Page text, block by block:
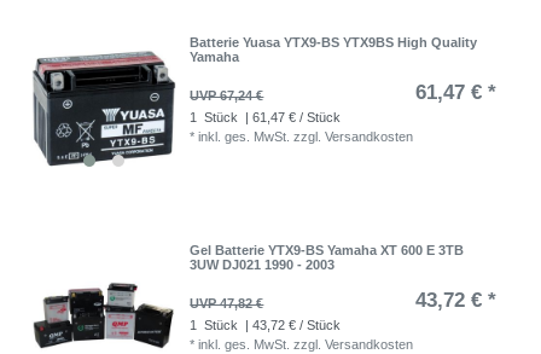
Batterie Yuasa YTX9-BS YTX9BS High Quality
Yamaha
UVP 67,24 € 61,47 € *
1 Stück
| 61,47 € / Stück
*inkl. ges. MwSt. zzgl.Versandkosten
Gel Batterie YTX9-BS Yamaha XT 600 E 3TB
3UW DJ021 1990 - 2003
UVP 47,82 € 43,72 € *
1 Stück
| 43,72 € / Stück
*inkl. ges. MwSt. zzgl.Versandkosten